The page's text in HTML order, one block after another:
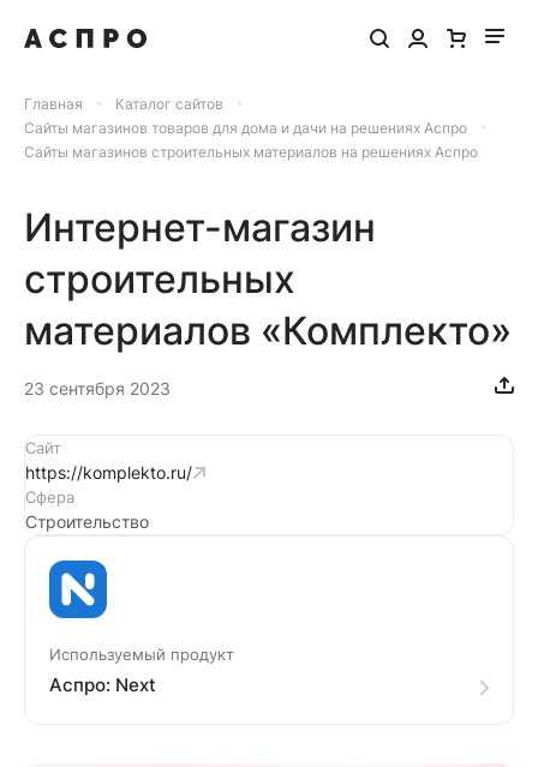
Главная
Каталог сайтов
Сайты магазинов товаров для дома и дачи на решениях Аспро
Сайты магазинов строительных материалов на решениях Аспро
Интернет-магазин
строительных
материалов «Комплекто»
23 сентября 2023
Сайт
https://komplekto.ru/
Сфера
Строительство
Используемый продукт
Аспро: Next